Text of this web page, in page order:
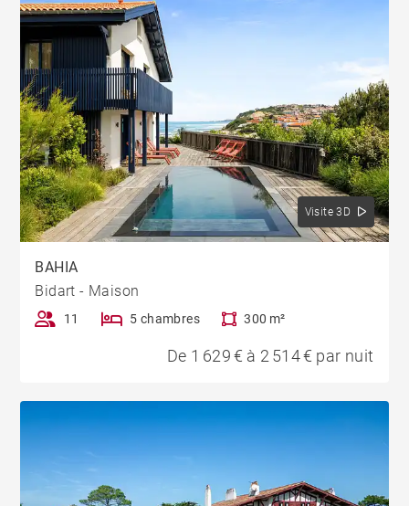
Visite 3D
BAHIA
Bidart - Maison
11 5 chambres 300 m²
De 1 629 € à 2 514 € par nuit